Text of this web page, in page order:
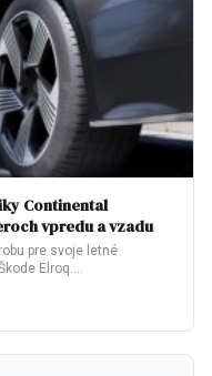
Continental
vpredu a vzadu
pre svoje letné
Elroq.…